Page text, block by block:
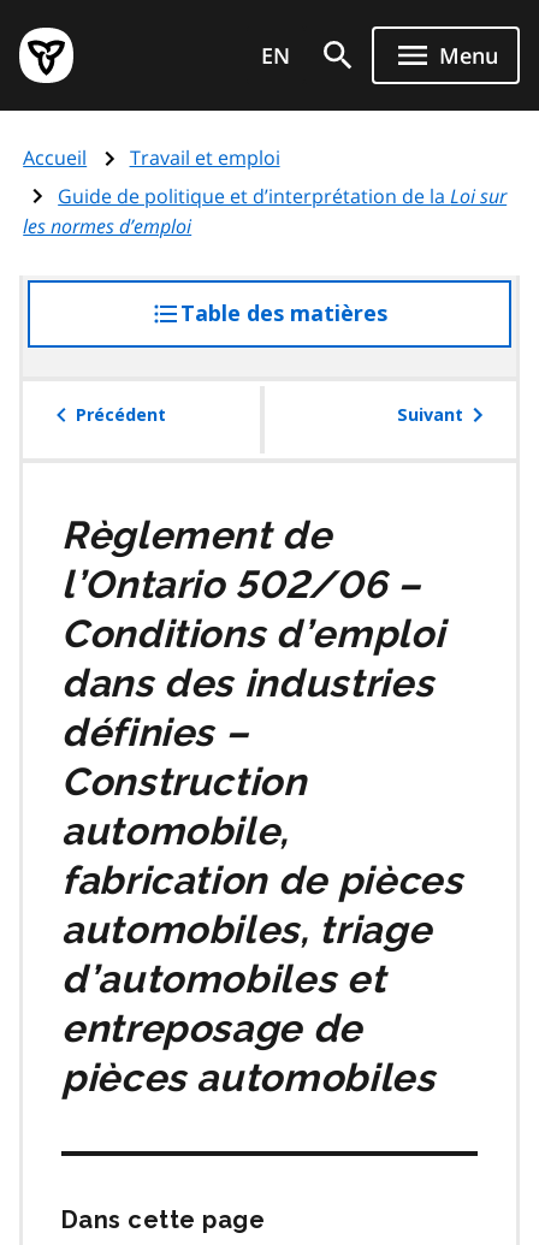
au
contenu
principal
Page
d'accueil
de
l'Ontario
EN Menu
Accueil
Travail et emploi
Guide de politique et d’interprétation de laLoi sur
les normes d’emploi
Table des matières
à
table
Précédent Suivant
Règlement de
l’Ontario 502/06 –
Conditions d’emploi
dans des industries
définies –
Construction
automobile,
fabrication de pièces
automobiles, triage
d’automobiles et
entreposage de
pièces automobiles
Dans cette page